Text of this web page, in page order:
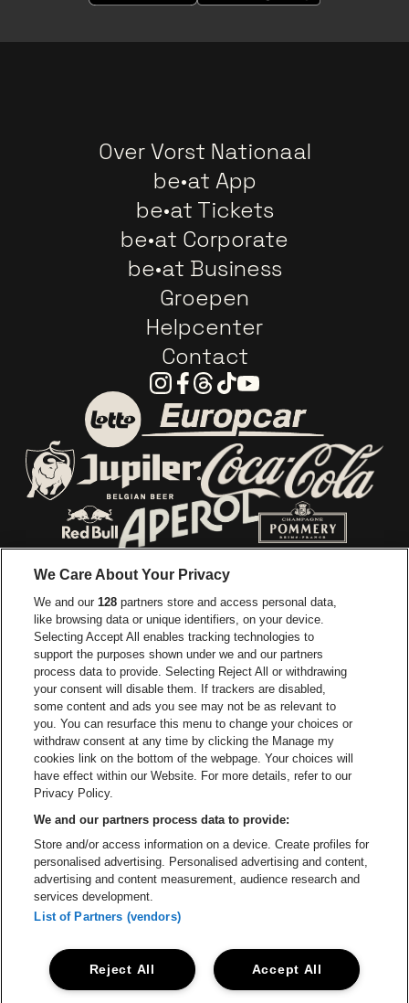
Over Vorst Nationaal
be•at App
be•at Tickets
be•at Corporate
be•at Business
Groepen
Helpcenter
Contact
Instagram
Facebook
Threads
TiktokYoutube
Ga naar de website van Lotto
Ga naar de website van
Ga naar de website van JupilerGa naar de
Ga naar de website van Red BullGa naar de
Ga naar de website van Het logo van
Ga naar de
Ga naar de website van Croky
Ga naar de website van
Ga naar de website van Le Soir
Ga naar de
Ga naar de website van
Vorst Nationaal is een deel van be•at
Vorst Nationaal
Be-At Venues
Schijnpoortweg 119, 2170 Antwerpen
BTW (BE) 0461.051.688 - RPR Antwerpen
BNP Paribas Fortis - IBAN: BE93 2200 4925 0067 - BIC:
GEBABEBB
ProclaimerCookiesManage my cookiesPrivacy
We Care About Your Privacy
We and our128 partners store and access personal data,
like browsing data or unique identifiers, on your device.
Selecting Accept All enables tracking technologies to
support the purposes shown under we and our partners
process data to provide. Selecting Reject All or withdrawing
your consent will disable them. If trackers are disabled,
some content and ads you see may not be as relevant to
you. You can resurface this menu to change your choices or
withdraw consent at any time by clicking the Manage my
cookies link on the bottom of the webpage. Your choices will
have effect within our Website. For more details, refer to our
Privacy Policy.
We and our partners process data to provide:
Store and/or access information on a device. Create profiles for
personalised advertising. Personalised advertising and content,
advertising and content measurement, audience research and
services development.
List of Partners (vendors)
Accept All
Reject All